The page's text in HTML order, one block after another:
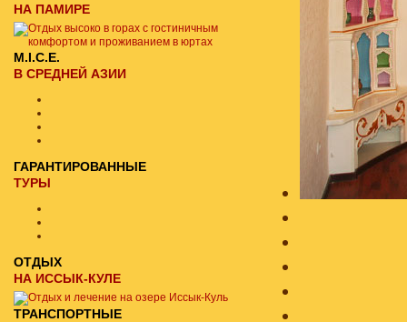
НА ПАМИРЕ
M.I.C.E.
В СРЕДНЕЙ АЗИИ
ГАРАНТИРОВАННЫЕ
ТУРЫ
ОТДЫХ
НА ИССЫК-КУЛЕ
ТРАНСПОРТНЫЕ